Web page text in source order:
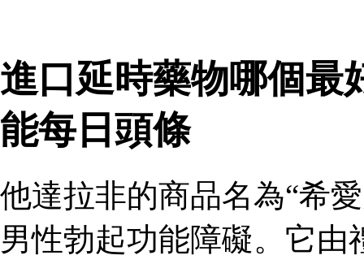
進口延時藥物哪個最
能每日頭條
他達拉非的商品名為“希
男性勃起功能障礙。它